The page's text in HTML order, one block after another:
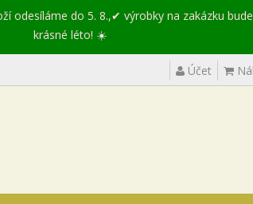
odesíláme do 5. 8.,✔ výrobky na zakázku
krásné léto! ☀️
Účet